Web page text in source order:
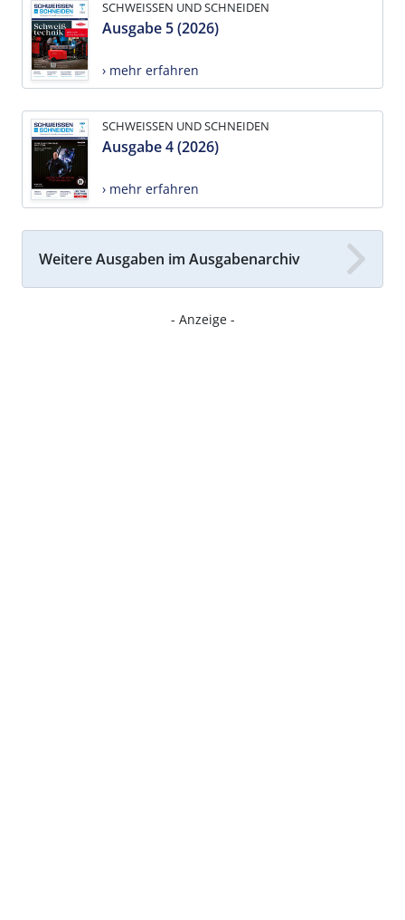
SCHWEISSEN UND SCHNEIDEN
Ausgabe 5 (2026)
› mehr erfahren
SCHWEISSEN UND SCHNEIDEN
Ausgabe 4 (2026)
› mehr erfahren
Weitere Ausgaben im Ausgabenarchiv
- Anzeige -